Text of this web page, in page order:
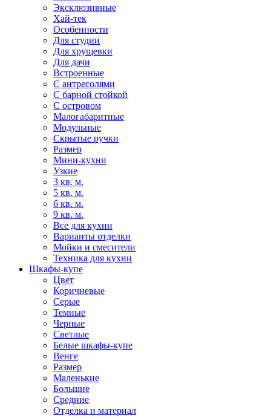
Эксклюзивные
Хай-тек
Особенности
Для студии
Для хрущевки
Для дачи
Встроенные
С антресолями
С барной стойкой
С островом
Малогабаритные
Модульные
Скрытые ручки
Размер
Мини-кухни
Узкие
3 кв. м.
5 кв. м.
6 кв. м.
9 кв. м.
Все для кухни
Варианты отделки
Мойки и смесители
Техника для кухни
Шкафы-купе
Цвет
Коричневые
Серые
Темные
Черные
Светлые
Белые шкафы-купе
Венге
Размер
Маленькие
Большие
Средние
Отделка и материал